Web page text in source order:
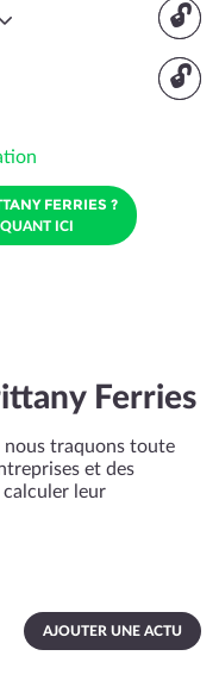
🔓
🔓
FERRIES ?
ICI
Ferries
nous traquons toute
et des
calculer leur
AJOUTER UNE ACTU